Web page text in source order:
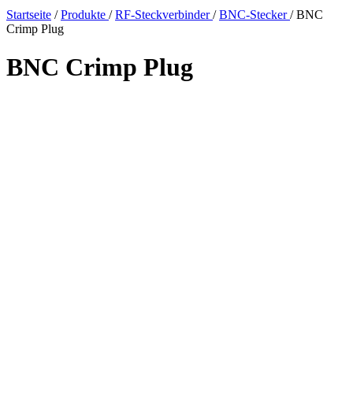
Startseite / Produkte / RF-Steckverbinder/ BNC-Stecker/ BNC
Crimp Plug
BNC Crimp Plug